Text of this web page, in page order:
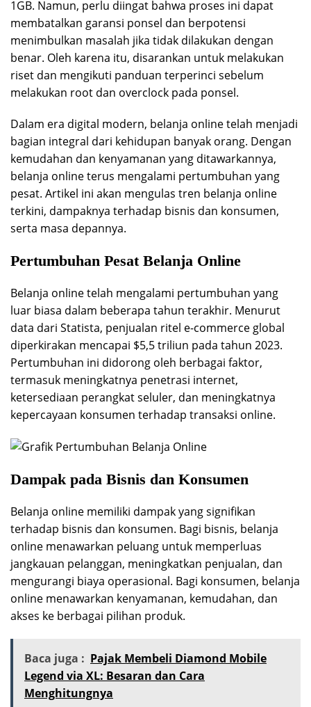
1GB. Namun, perlu diingat bahwa proses ini dapat
membatalkan garansi ponsel dan berpotensi
menimbulkan masalah jika tidak dilakukan dengan
benar. Oleh karena itu, disarankan untuk melakukan
riset dan mengikuti panduan terperinci sebelum
melakukan root dan overclock pada ponsel.
Dalam era digital modern, belanja online telah menjadi
bagian integral dari kehidupan banyak orang. Dengan
kemudahan dan kenyamanan yang ditawarkannya,
belanja online terus mengalami pertumbuhan yang
pesat. Artikel ini akan mengulas tren belanja online
terkini, dampaknya terhadap bisnis dan konsumen,
serta masa depannya.
Pertumbuhan Pesat Belanja Online
Belanja online telah mengalami pertumbuhan yang
luar biasa dalam beberapa tahun terakhir. Menurut
data dari Statista, penjualan ritel e-commerce global
diperkirakan mencapai $5,5 triliun pada tahun 2023.
Pertumbuhan ini didorong oleh berbagai faktor,
termasuk meningkatnya penetrasi internet,
ketersediaan perangkat seluler, dan meningkatnya
kepercayaan konsumen terhadap transaksi online.
Dampak pada Bisnis dan Konsumen
Belanja online memiliki dampak yang signifikan
terhadap bisnis dan konsumen. Bagi bisnis, belanja
online menawarkan peluang untuk memperluas
jangkauan pelanggan, meningkatkan penjualan, dan
mengurangi biaya operasional. Bagi konsumen, belanja
online menawarkan kenyamanan, kemudahan, dan
akses ke berbagai pilihan produk.
Baca juga : Pajak Membeli Diamond Mobile
Legend via XL: Besaran dan Cara
Menghitungnya